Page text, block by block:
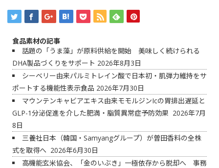
食品素材の記事
話題の「うま藻」が原料供給を開始 美味しく続けられる
DHA製品づくりをサポート 2026年8月3日
シーベリー由来パルミトレイン酸で日本初・肌弾力維持をサ
ポートする機能性表示食品 2026年7月30日
マウンテンキャビアエキス由来モモルジンIcの胃排出遅延と
GLP-1分泌促進を介した肥満・脂質異常症予防効果 2026年7月
8日
三養社日本（韓国・Samyangグループ）が曽田香料の全株
式を取得へ 2026年6月30日
高機能玄米協会、「金のいぶき」一極依存から脱却へ 事務